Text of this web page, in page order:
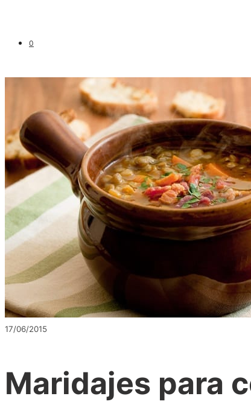
0
17/06/2015
Maridajes para